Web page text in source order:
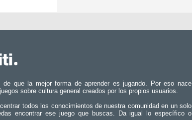
de que la mejor forma de aprender es jugando. Por eso nace
sobre cultura general creados por los propios usuarios.
todos los conocimientos de nuestra comunidad en un solo
encontrar ese juego que buscas. Da igual lo específico o